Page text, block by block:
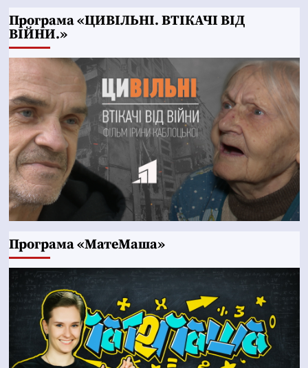
Програма «ЦИВІЛЬНІ. ВТІКАЧІ ВІД
ВІЙНИ.»
Програма «МатеМаша»